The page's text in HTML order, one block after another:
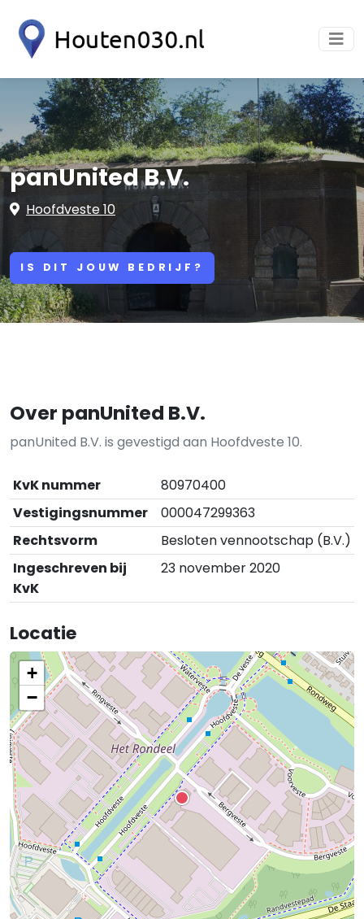
panUnited B.V.
Hoofdveste 10
IS DIT JOUW BEDRIJF?
Over panUnited B.V.
panUnited B.V. is gevestigd aan Hoofdveste 10.
KvK nummer
80970400
Vestigingsnummer
000047299363
Rechtsvorm
Besloten vennootschap (B.V.)
Ingeschreven bij
KvK
23 november 2020
Locatie
+
−